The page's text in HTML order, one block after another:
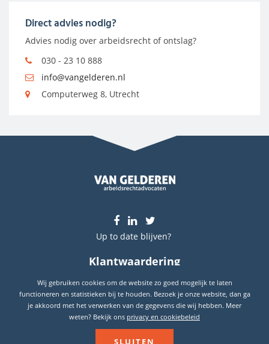
Direct advies nodig?
Advies nodig over arbeidsrecht of ontslag?
030 - 23 10 888
info@vangelderen.nl
Computerweg 8, Utrecht
Up to date blijven?
Klantwaardering
Gebaseerd op289reviews
© WWW.VANGELDEREN.NL 2026
Wij gebruiken cookies om de website zo goed mogelijk te laten
functioneren en statistieken bij te houden. Bezoek je onze website, dan ga
je akkoord met het verwerken van de gegevens die wij hebben. Meer
weten? Bekijk ons privacy en cookiebeleid
SLUITEN